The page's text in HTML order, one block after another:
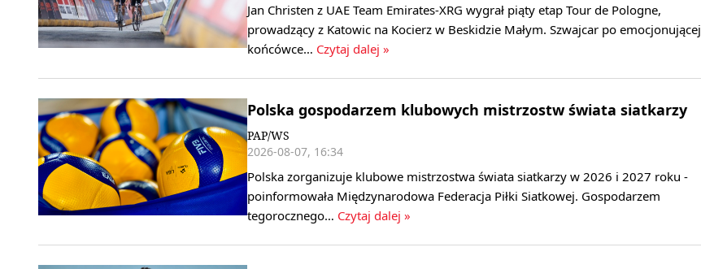
Jan Christen z UAE Team Emirates-XRG wygrał piąty etap Tour de Pologne,
prowadzący z Katowic na Kocierz w Beskidzie Małym. Szwajcar po emocjonującej
końcówce… Czytaj dalej »
Polska gospodarzem klubowych mistrzostw świata siatkarzy
PAP/WS
2026-08-07, 16:34
Polska zorganizuje klubowe mistrzostwa świata siatkarzy w 2026 i 2027 roku -
poinformowała Międzynarodowa Federacja Piłki Siatkowej. Gospodarzem
tegorocznego… Czytaj dalej »